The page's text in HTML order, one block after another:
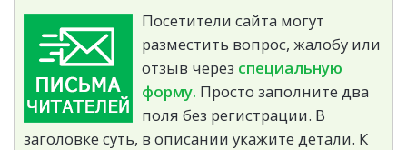
Посетители сайта могут
разместить вопрос, жалобу или
отзыв через специальную
форму. Просто заполните два
поля без регистрации. В
заголовке суть, в описании укажите детали. К